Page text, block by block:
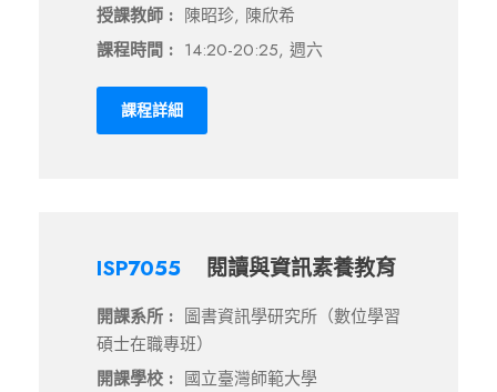
授課教師 : 陳昭珍, 陳欣希
課程時間 : 14:20-20:25, 週六
課程詳細
ISP7055 閱讀與資訊素養教育
開課系所 : 圖書資訊學研究所（數位學習
碩士在職專班）
開課學校 : 國立臺灣師範大學